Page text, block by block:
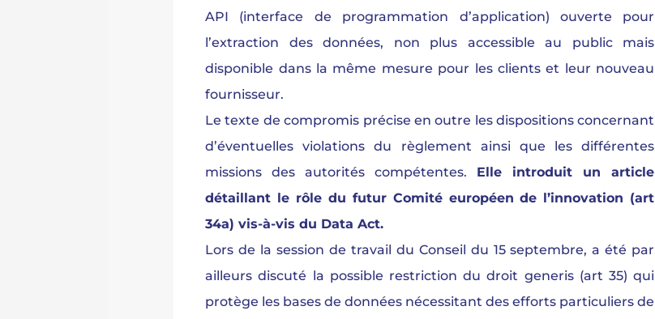
API (interface de programmation d’application) ouverte pour
l’extraction des données, non plus accessible au public mais
disponible dans la même mesure pour les clients et leur nouveau
fournisseur.
Le texte de compromis précise en outre les dispositions concernant
d’éventuelles violations du règlement ainsi que les différentes
missions des autorités compétentes. Elle introduit un article
détaillant le rôle du futur Comité européen de l’innovation (art
34a) vis-à-vis du Data Act.
Lors de la session de travail du Conseil du 15 septembre, a été par
ailleurs discuté la possible restriction du droit generis (art 35) qui
protège les bases de données nécessitant des efforts particuliers de